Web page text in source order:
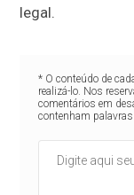
legal.
* O conteúdo de
realizá-lo. Nos
comentários em
contenham